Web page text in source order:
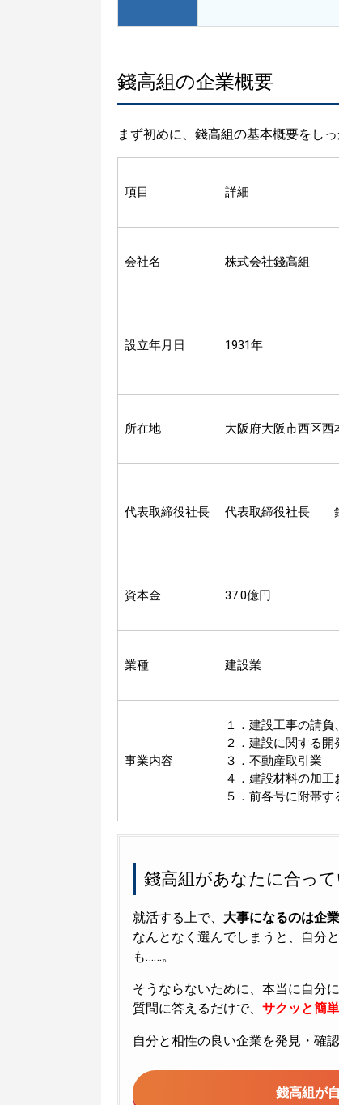
錢高組の企業概要
まず初めに、錢高組の基本概要をし
項目 詳細
会社名 株式会社錢高組
設立年月日 1931年
所在地 大阪府大阪市西区
代表取締役社長 代表取締役社長
資本金 37.0億円
業種 建設業
事業内容
１．建設工事の請
２．建設に関する
３．不動産取引業
４．建設材料の加工
５．前各号に附帯
錢高組があなたに合っ
就活する上で、 大事になるのは企
なんとなく選んでしまうと、自分
も……。
そうならないために、本当に自分
質問に答えるだけで、 サクッと簡
自分と相性の良い企業を発見・確
錢高組が